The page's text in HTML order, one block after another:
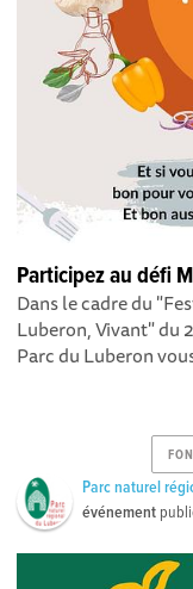
Participez au défi
Dans le cadre du
Luberon, Vivant" du
Parc du Luberon
Parc naturel
événement